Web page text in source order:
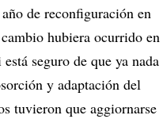
de reconfiguración en
hubiera ocurrido en
seguro de que ya nada
y adaptación del
tuvieron que aggiornarse